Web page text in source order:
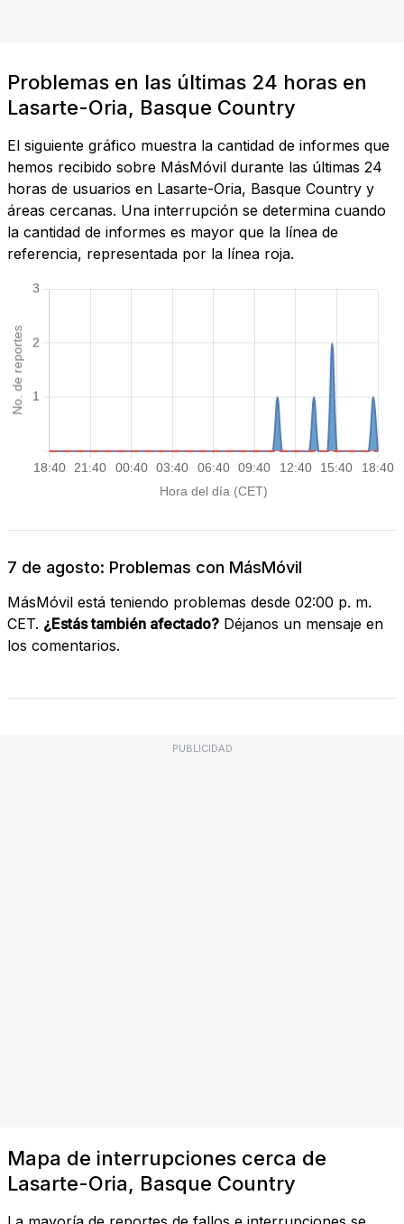
Problemas en las últimas 24 horas en
Lasarte-Oria, Basque Country
El siguiente gráfico muestra la cantidad de informes que
hemos recibido sobre MásMóvil durante las últimas 24
horas de usuarios en Lasarte-Oria, Basque Country y
áreas cercanas. Una interrupción se determina cuando
la cantidad de informes es mayor que la línea de
referencia, representada por la línea roja.
7 de agosto: Problemas con MásMóvil
MásMóvil está teniendo problemas desde 02:00 p. m.
CET. ¿Estás también afectado? Déjanos un mensaje en
los comentarios.
PUBLICIDAD
Mapa de interrupciones cerca de
Lasarte-Oria, Basque Country